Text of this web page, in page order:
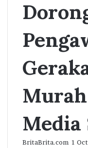
Media
BritaBrita.com Send
1